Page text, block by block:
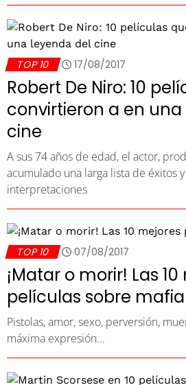
TOP 10 17/08/2017
Robert De Niro: 10
convirtieron a en
cine
A sus 74 años de edad, el actor,
acumulado una larga lista de éxitos
interpretaciones
TOP 10 07/08/2017
¡Matar o morir! Las
películas sobre mafia
Pistolas, amor, sexo, perversión,
máxima expresión...